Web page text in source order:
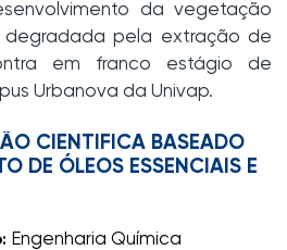
da vegetação
degradada pela extração de
em franco estágio de
Urbanova da Univap.
CIENTIFICA BASEADO
DE ÓLEOS ESSENCIAIS E
Engenharia Química